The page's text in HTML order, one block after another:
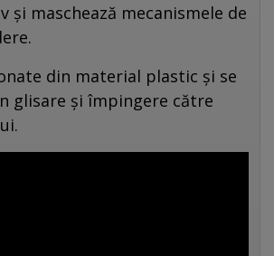
și maschează mecanismele de
din material plastic și se
glisare și împingere către